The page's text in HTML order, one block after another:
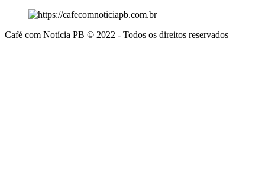
Café com Notícia PB © 2022 - Todos os direitos reservados